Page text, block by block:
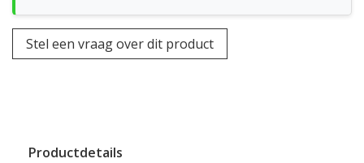
Stel een vraag over dit product
Productdetails